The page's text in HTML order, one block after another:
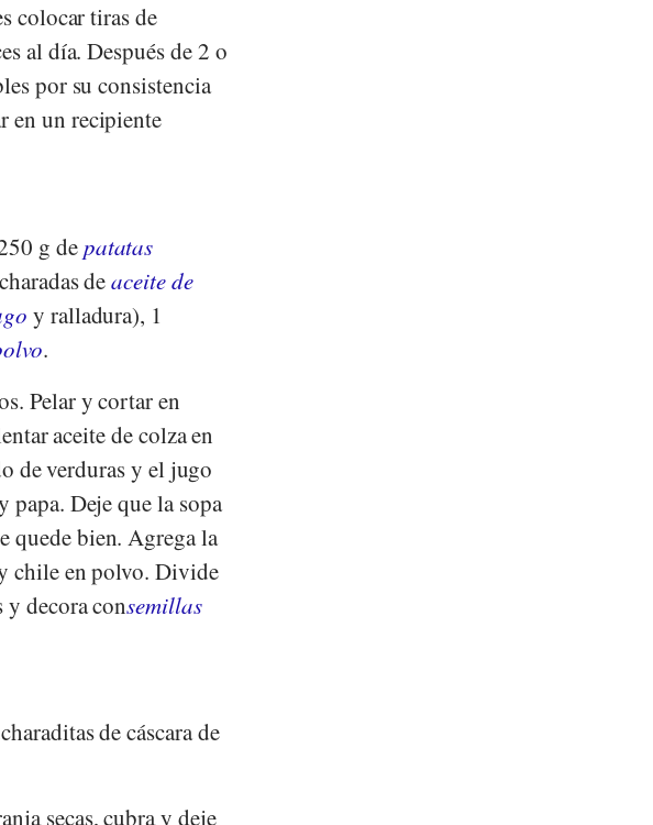
colocar tiras de
al día. Después de 2 o
por su consistencia
en un recipiente
g depatatas
deaceite de
y ralladura), 1
.
Pelar y cortar en
aceite de colza en
de verduras y el jugo
papa. Deje que la sopa
quede bien. Agrega la
chile en polvo. Divide
y decora consemillas
de cáscara de
secas, cubra y deje